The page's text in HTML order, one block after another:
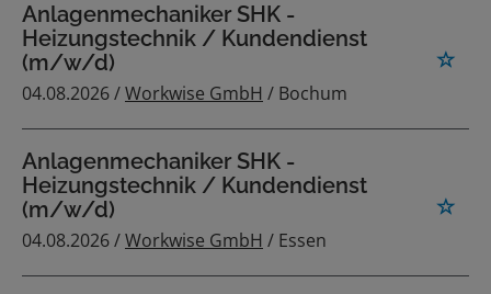
Anlagenmechaniker SHK -
Heizungstechnik / Kundendienst
(m/w/d)
04.08.2026 /Workwise GmbH / Bochum
Anlagenmechaniker SHK -
Heizungstechnik / Kundendienst
(m/w/d)
04.08.2026 /Workwise GmbH / Essen